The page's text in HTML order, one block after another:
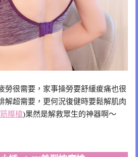
勞很需要，家事操勞要舒緩痠痛也很
解超需要，更何況復健時要鬆解肌肉
筋膜槍)果然是解救眾生的神器啊～